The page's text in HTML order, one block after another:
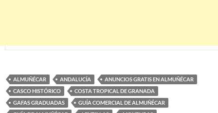
ALMUÑÉCAR ANDALUCÍA
ANUNCIOS GRATIS EN ALMUÑÉCAR
CASCO HISTÓRICO
COSTA TROPICAL DE GRANADA
GAFAS GRADUADAS
GUÍA COMERCIAL DE ALMUÑÉCAR